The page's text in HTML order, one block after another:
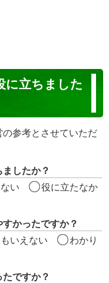
に立ちました
参考とさせていただ
したか？
い
役に立たなか
かったですか？
いえない
わかり
ですか？